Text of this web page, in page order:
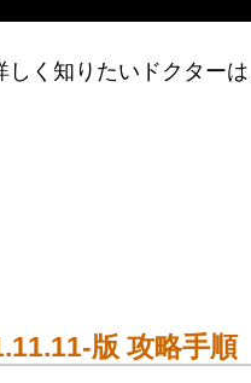
く知りたいドクター
版 攻略手順